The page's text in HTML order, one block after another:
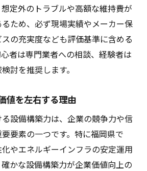
定外のトラブルや高額な維持費が
ため、必ず現場実績やメーカー保
の充実度なども評価基準に含める
者は専門業者への相談、経験者は
討を推奨します。
値を左右する理由
設備構築力は、企業の競争力や信
要素の一つです。特に福岡県で
やエネルギーインフラの安定運用
かな設備構築力が企業価値向上の